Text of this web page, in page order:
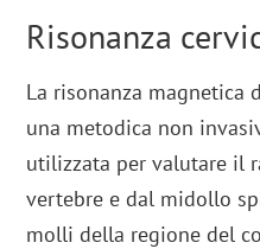
Risonanza
La risonanza magnetica
una metodica non
utilizzata per valutare il
vertebre e dal midollo
molli della regione del